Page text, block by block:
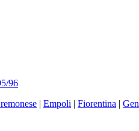
96
| Empoli | Fiorentina |